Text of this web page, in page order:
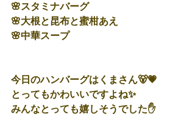
🌸スタミナバーグ
🌸大根と昆布と蜜柑あえ
🌸中華スープ
今日のハンバーグはくまさん🐻💗
とってもかわいいですよね✨
みんなとっても嬉しそうでした✋